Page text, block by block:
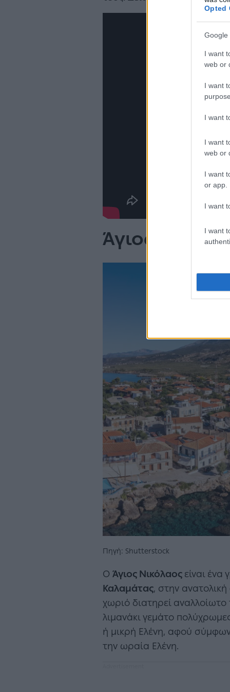
Opted
Google
I want
web or
I want
I want
I want
web or
I want
or app.
I want
I want
Άγιος
Πηγή: Shutterstock
Ο Άγιος Νικόλαος είναι ένα
Καλαμάτας, στην
χωριό διατηρεί
λιμανάκι γεμάτο
ή μικρή Ελένη, αφού
την ωραία Ελένη.